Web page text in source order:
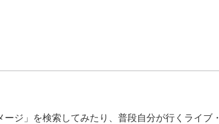
ジ」を検索してみたり、普段自分が行くライ